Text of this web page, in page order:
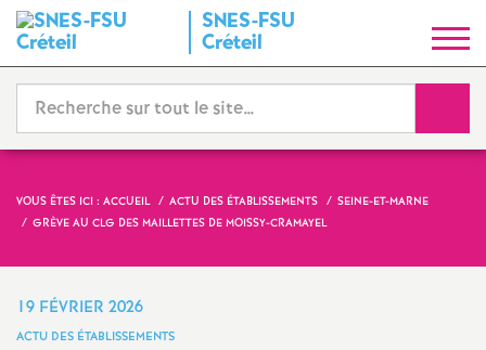
SNES-FSU
Créteil
y
n
d
i
VOUS ÊTES ICI : ACCUEIL ACTU DES ÉTABLISSEMENTS
SEINE-ET-MARNE
GRÈVE AU CLG DES MAILLETTES DE MOISSY-CRAMAYEL
19 FÉVRIER 2026
ACTU DES ÉTABLISSEMENTS